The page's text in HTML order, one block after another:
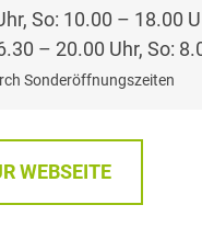
So: 10.00 – 18.00
– 20.00 Uhr, So:
Sonderöffnungszeiten
WEBSEITE